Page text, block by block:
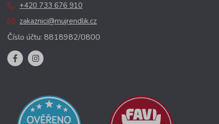
+420 733 676 910
zakaznici@mujrendlik.cz
Číslo účtu: 8818982/0800